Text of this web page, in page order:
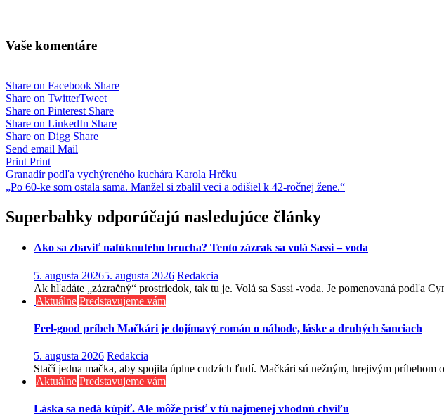
Vaše komentáre
Share on Facebook Share
Share on TwitterTweet
Share on Pinterest Share
Share on LinkedIn Share
Share on Digg Share
Send email Mail
Print Print
Navigácia
v
článku
Granadír podľa vychýreného kuchára Karola Hrčku
„Po 60-ke som ostala sama. Manžel si zbalil veci a odišiel k 42-ročnej žene.“
Superbabky odporúčajú nasledujúce články
Ako sa zbaviť nafúknutého brucha? Tento zázrak sa volá Sassi – voda
5. augusta 20265. augusta 2026 Redakcia
Ak hľadáte „zázračný“ prostriedok, tak tu je. Volá sa Sassi -voda. Je pomenovaná podľa
Aktuálne Predstavujeme vám
Feel-good príbeh Mačkári je dojímavý román o náhode, láske a druhých šanciach
5. augusta 2026 Redakcia
Stačí jedna mačka, aby spojila úplne cudzích ľudí. Mačkári sú nežným, hrejivým príbehom
Aktuálne Predstavujeme vám
Láska sa nedá kúpiť. Ale môže prísť v tú najmenej vhodnú chvíľu